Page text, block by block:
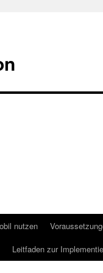
nutzen
Leitfaden zur